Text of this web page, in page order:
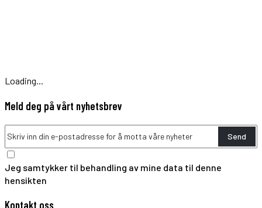
Loading...
Meld deg på vårt nyhetsbrev
Send
Jeg samtykker til behandling av mine data til denne
hensikten
Kontakt oss